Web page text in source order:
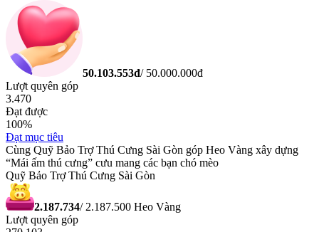
50.103.553đ/ 50.000.000đ
Lượt quyên góp
3.470
Đạt được
100%
Đạt mục tiêu
Cùng Quỹ Bảo Trợ Thú Cưng Sài Gòn góp Heo Vàng xây dựng
“Mái ấm thú cưng” cưu mang các bạn chó mèo
Quỹ Bảo Trợ Thú Cưng Sài Gòn
2.187.734/ 2.187.500 Heo Vàng
Lượt quyên góp